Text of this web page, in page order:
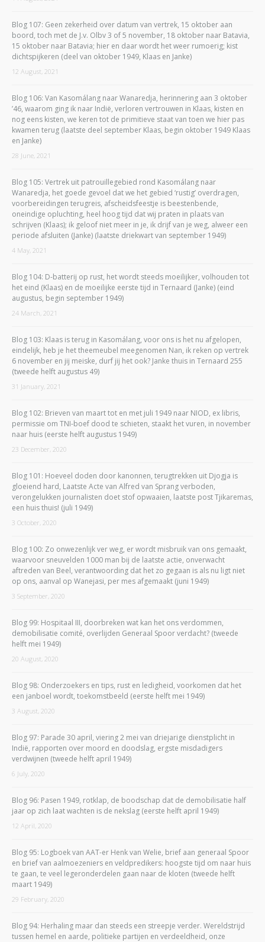
Blog 107: Geen zekerheid over datum van vertrek, 15 oktober aan
boord, toch met de J.v. Olbv 3 of 5 november, 18 oktober naar Batavia,
15 oktober naar Batavia; hier en daar wordt het weer rumoerig; kist
dichtspijkeren (deel van oktober 1949, Klaas en Janke)
12 August, 2021
Blog 106: Van Kasomálang naar Wanaredja, herinnering aan 3 oktober
’46, waarom ging ik naar Indië, verloren vertrouwen in Klaas, kisten en
nog eens kisten, we keren tot de primitieve staat van toen we hier pas
kwamen terug (laatste deel september Klaas, begin oktober 1949 Klaas
en Janke)
28 June, 2021
Blog 105: Vertrek uit patrouillegebied rond Kasomálang naar
Wanaredja, het goede gevoel dat we het gebied ‘rustig’ overdragen,
voorbereidingen terugreis, afscheidsfeestje is beestenbende,
oneindige opluchting, heel hoog tijd dat wij praten in plaats van
schrijven (Klaas); ik geloof niet meer in je, ik drijf van je weg, alweer een
periode afsluiten (Janke) (laatste driekwart van september 1949)
4 May, 2021
Blog 104: D-batterij op rust, het wordt steeds moeilijker, volhouden tot
het eind (Klaas) en de moeilijke eerste tijd in Ternaard (Janke) (eind
augustus, begin september 1949)
24 March, 2021
Blog 103: Klaas is terug in Kasomálang, voor ons is het nu afgelopen,
eindelijk, heb je het theemeubel meegenomen Nan, ik reken op vertrek
6 november en jij meiske, durf jij het ook? Janke thuis in Ternaard 255
(tweede helft augustus 49)
31 January, 2021
Blog 102: Brieven van maart tot en met juli 1949 naar NIOD, ex libris,
permissie om TNI-boef dood te schieten, staakt het vuren, in november
naar huis (eerste helft augustus 1949)
23 December, 2020
Blog 101: Hoeveel doden door kanonnen, terugtrekken uit Djogja is
gloeiend hard, Laatste Acte van Alfred van Sprang verboden,
verongelukken journalisten doet stof opwaaien, laatste post Tjikaremas,
een huis thuis! (juli 1949)
3 October, 2020
Blog 100: Zo onwezenlijk ver weg, er wordt misbruik van ons gemaakt,
waarvoor sneuvelden 1000 man bij de laatste actie, onverwacht
aftreden van Beel, verantwoording dat het zo gegaan is als nu ligt niet
op ons, aanval op Wanejasi, per mes afgemaakt (juni 1949)
3 September, 2020
Blog 99: Hospitaal III, doorbreken wat kan het ons verdommen,
demobilisatie comité, overlijden Generaal Spoor verdacht? (tweede
helft mei 1949)
20 August, 2020
Blog 98: Onderzoekers en tips, rust en ledigheid, voorkomen dat het
een janboel wordt, toekomstbeeld (eerste helft mei 1949)
3 August, 2020
Blog 97: Parade 30 april, viering 2 mei van driejarige dienstplicht in
Indië, rapporten over moord en doodslag, ergste misdadigers
verdwijnen (tweede helft april 1949)
6 July, 2020
Blog 96: Pasen 1949, rotklap, de boodschap dat de demobilisatie half
jaar op zich laat wachten is de nekslag (eerste helft april 1949)
12 April, 2020
Blog 95: Logboek van AAT-er Henk van Welie, brief aan generaal Spoor
en brief van aalmoezeniers en veldpredikers: hoogste tijd om naar huis
te gaan, te veel legeronderdelen gaan naar de kloten (tweede helft
maart 1949)
29 February, 2020
Blog 94: Herhaling maar dan steeds een streepje verder. Wereldstrijd
tussen hemel en aarde, politieke partijen en verdeeldheid, onze